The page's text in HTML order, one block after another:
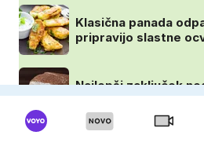
Klasična panada
pripravijo slastne
Najlepši zaključek
sladic brez peke, ki